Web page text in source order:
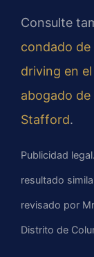
Consulte
condado de
driving en
abogado
Stafford.
Publicidad
resultado
revisado por
Distrito de